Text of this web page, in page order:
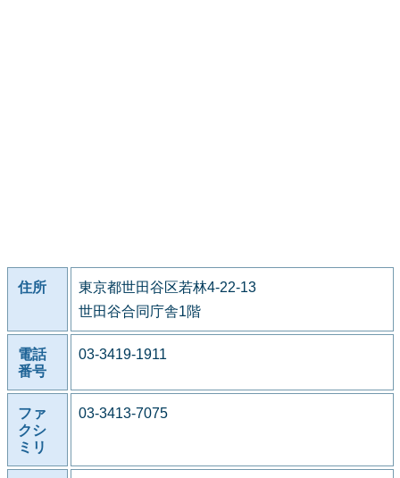
住所
東京都世田谷区若林4-22-13
世田谷合同庁舎1階
電話
番号
03-3419-1911
ファ
クシ
ミリ
03-3413-7075